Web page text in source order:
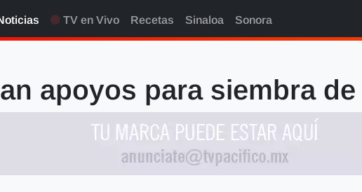
TV en Vivo Recetas Sinaloa Sonora
apoyos para siembra